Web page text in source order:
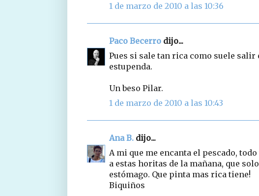
1 de marzo de 2010 a las 10:36
Paco Becerro dijo...
Pues si sale tan rica como suele salir
estupenda.
Un beso Pilar.
1 de marzo de 2010 a las 10:43
Ana B. dijo...
A mi que me encanta el pescado,
a estas horitas de la mañana, que
estómago. Que pinta mas rica tiene!
Biquiños